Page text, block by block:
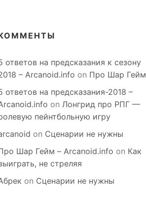
ответов на предсказания к сезону
– Arcanoid.info on Про Шар Гейм
ответов на предсказания-2018 –
on Лонгрид про РПГ —
пейнтбольную игру
on Сценарии не нужны
Шар Гейм – Arcanoid.info on Как
не стреляя
on Сценарии не нужны